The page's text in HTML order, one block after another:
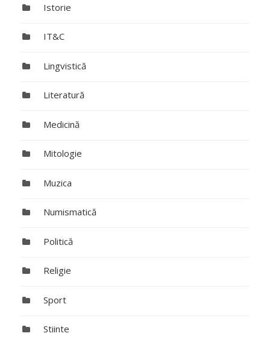
Istorie
IT&C
Lingvistică
Literatură
Medicină
Mitologie
Muzica
Numismatică
Politică
Religie
Sport
Stiinte